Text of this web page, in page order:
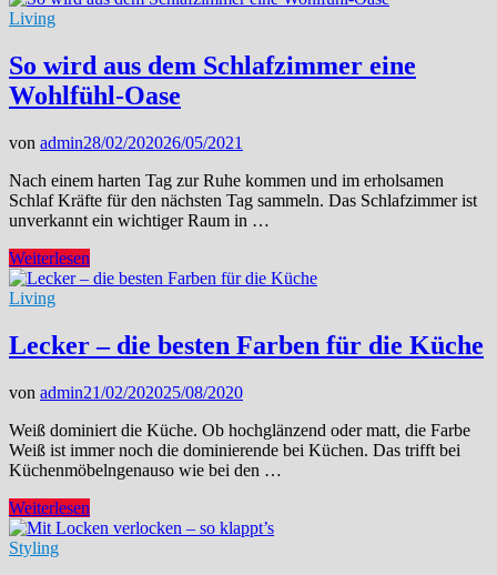
Living
So wird aus dem Schlafzimmer eine
Wohlfühl-Oase
von admin28/02/202026/05/2021
Nach einem harten Tag zur Ruhe kommen und im erholsamen
Schlaf Kräfte für den nächsten Tag sammeln. Das Schlafzimmer ist
unverkannt ein wichtiger Raum in …
So
wird
aus
Schlafzimmer
eine
Oase
Weiterlesen
Living
Lecker – die besten Farben für die Küche
von admin21/02/202025/08/2020
Weiß dominiert die Küche. Ob hochglänzend oder matt, die Farbe
Weiß ist immer noch die dominierende bei Küchen. Das trifft bei
Küchenmöbelngenauso wie bei den …
Lecker
–
die
Weiterlesen
Styling